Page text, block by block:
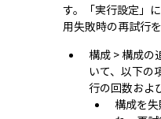
す。「実行設定」
用失敗時の再試行
構成 > 構成の
いて、以下の
行の回数およ
構成を